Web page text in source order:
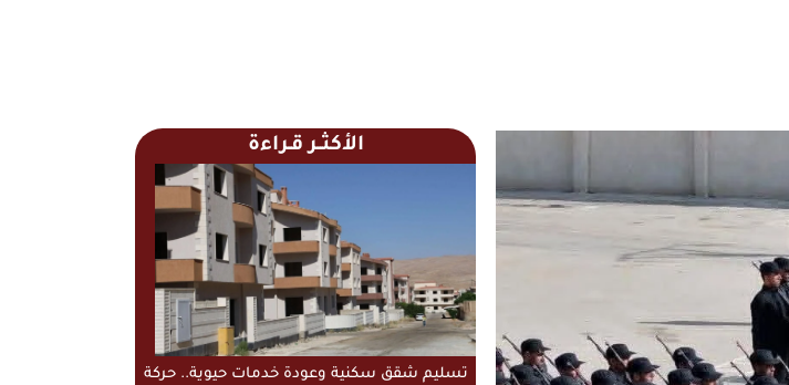
الأكثــر قـراءة
تسليم شقق سكنية وعودة خدمات حيوية.. حركة